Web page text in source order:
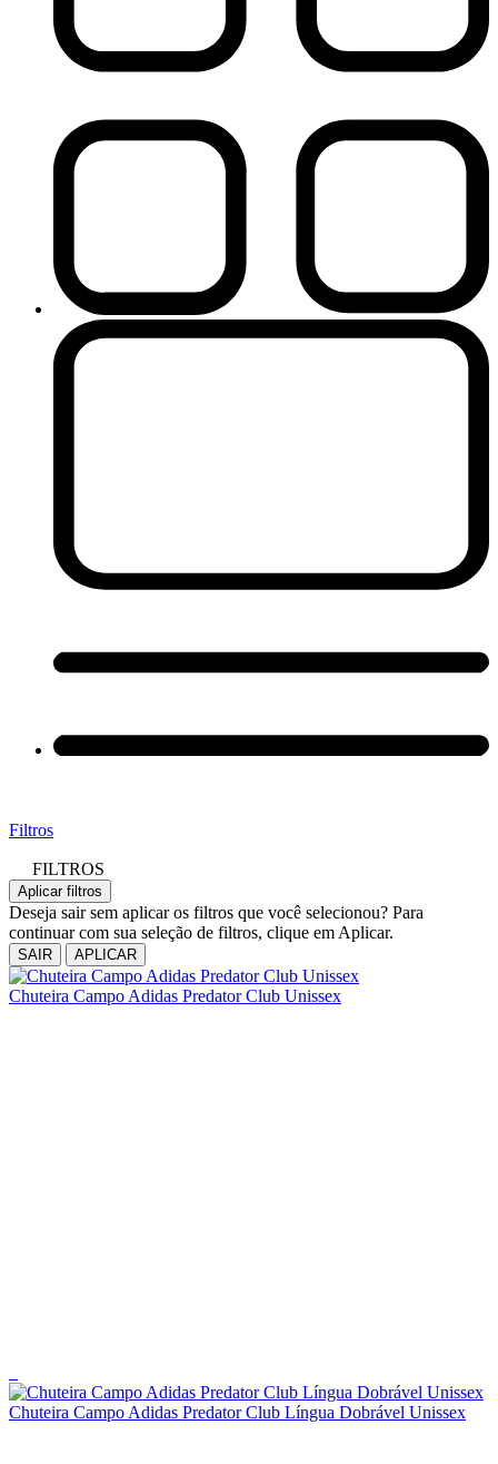
Filtros
FILTROS
Aplicar filtros
Deseja sair sem aplicar os filtros que você selecionou? Para
continuar com sua seleção de filtros, clique em Aplicar.
SAIR APLICAR
Chuteira Campo Adidas Predator Club Unissex
Chuteira Campo Adidas Predator Club Língua Dobrável Unissex